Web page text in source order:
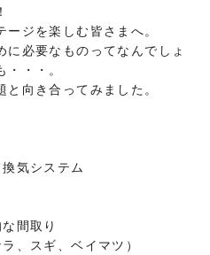
ジを楽しむ皆さまへ。
必要なものってなんでしょ
・・。
向き合ってみました。
気システム
間取り
、スギ、ベイマツ）